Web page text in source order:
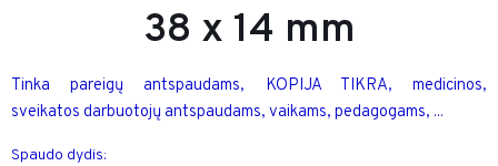
38 x 14 mm
Tinka pareigų antspaudams, KOPIJA TIKRA, medicinos,
sveikatos darbuotojų antspaudams, vaikams, pedagogams, ...
Spaudo dydis: